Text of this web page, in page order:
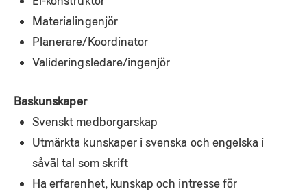
Materialingenjör
Planerare/Koordinator
Valideringsledare/ingenjör
Baskunskaper
Svenskt medborgarskap
Utmärkta kunskaper i svenska och engelska i
såväl tal som skrift
Ha erfarenhet, kunskap och intresse för